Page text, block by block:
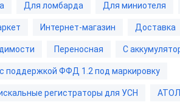
проходимости
Для средней
проходимости
Для высокой
Для ломбарда Для миниотеля
Интернет-магазин Доставка
Переносная С
поддержкой ФФД 1.2 под маркировку
регистраторы для УСН АТОЛ